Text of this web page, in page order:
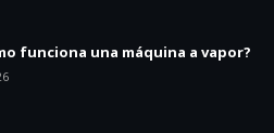
funciona una máquina a vapor?